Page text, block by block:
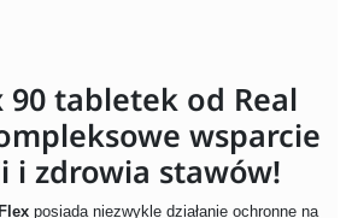
90 tabletek od Real
wsparcie
i zdrowia stawów!
posiada niezwykle działanie ochronne na